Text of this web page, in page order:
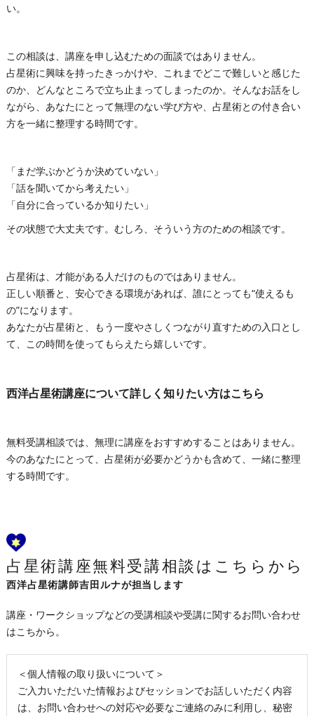
い。
この相談は、講座を申し込むための面談ではありません。
占星術に興味を持ったきっかけや、これまでどこで難しいと感じた
のか、どんなところで立ち止まってしまったのか。そんなお話をし
ながら、あなたにとって無理のない学び方や、占星術との付き合い
方を一緒に整理する時間です。
「まだ学ぶかどうか決めていない」
「話を聞いてから考えたい」
「自分に合っているか知りたい」
その状態で大丈夫です。むしろ、そういう方のための相談です。
占星術は、才能がある人だけのものではありません。
正しい順番と、安心できる環境があれば、誰にとっても“使えるも
の”になります。
あなたが占星術と、もう一度やさしくつながり直すための入口とし
て、この時間を使ってもらえたら嬉しいです。
西洋占星術講座について詳しく知りたい方はこちら
無料受講相談では、無理に講座をおすすめすることはありません。
今のあなたにとって、占星術が必要かどうかも含めて、一緒に整理
する時間です。
西洋占星術講師吉田ルナが担当します
占星術講座無料受講相談はこちらから
講座・ワークショップなどの受講相談や受講に関するお問い合わせ
はこちから。
＜個人情報の取り扱いについて＞
ご入力いただいた情報およびセッションでお話しいただく内容
は、お問い合わせへの対応や必要なご連絡のみに利用し、秘密